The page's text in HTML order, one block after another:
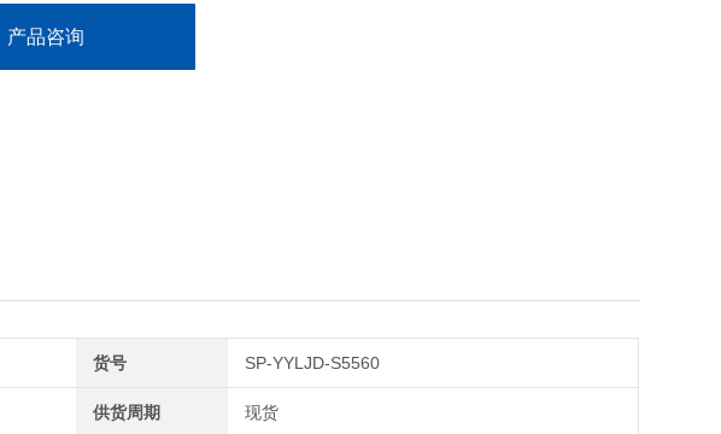
产品咨询
货号 SP-YYLJD-S5560
供货周期 现货